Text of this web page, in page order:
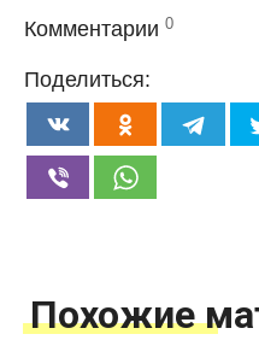
Комментарии 0
Поделиться:
Похожие